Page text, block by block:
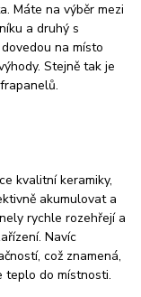
Máte na výběr mezi
a druhý s
na místo
Stejně tak je
kvalitní keramiky,
akumulovat a
rychle rozehřejí a
Navíc
což znamená,
teplo do místnosti.